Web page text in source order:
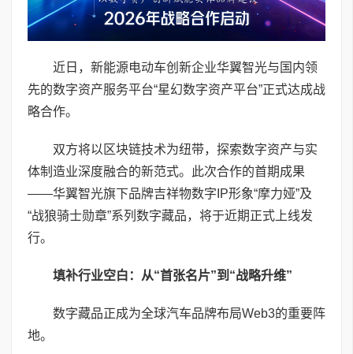
近日，新能源电动车创新企业华翼智光与国内领
先的数字资产服务平台“星幻数字资产平台”正式达成战
略合作。
双方将以区块链技术为纽带，探索数字资产与实
体制造业深度融合的新范式。此次合作的首期成果
——华翼智光旗下品牌吉祥物数字IP形象“摩力娅”及
“战狼骑士勋章”系列数字藏品，将于近期正式上线发
行。
填补行业空白：从“首张名片”到“战略升维”
数字藏品正成为全球汽车品牌布局Web3的重要阵
地。